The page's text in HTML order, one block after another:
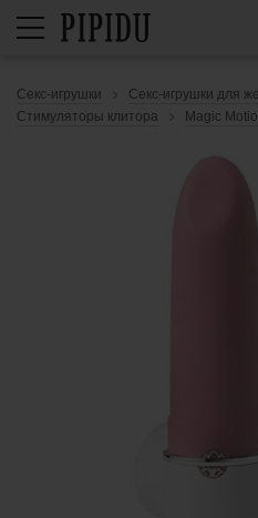
Секс-игрушки
Секс-игрушки для
Стимуляторы клитора
Magic